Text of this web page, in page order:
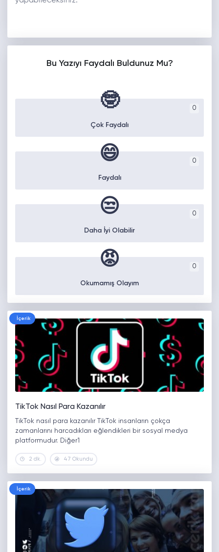
Bu Yazıyı Faydalı Buldunuz Mu?
0
🤓
Çok Faydalı
0
😄
Faydalı
0
😒
Daha İyi Olabilir
0
😡
Okumamış Olayım
İçerik
TikTok Nasıl Para Kazanılır
TikTok nasıl para kazanılır TikTok insanların çokça
zamanlarını harcadıkları eğlendikleri bir sosyal medya
platformudur. Diğer1
2 dk. 47 Okundu
İçerik